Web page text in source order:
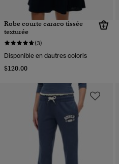
Robe courte caraco tissée
texturée
(3)
Disponible en dautres coloris
$120.00